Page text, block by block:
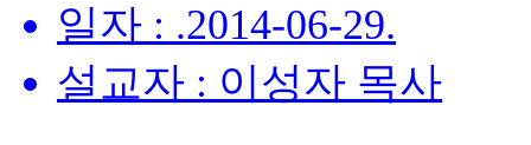
일자 : .2014-06-29.
설교자 : 이성자 목사